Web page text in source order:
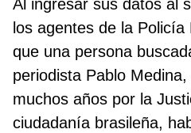
Al ingresar sus datos al
los agentes de la
que una persona
periodista Pablo
muchos años por la
ciudadanía brasileña,